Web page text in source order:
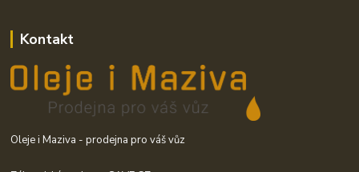
Kontakt
Oleje i Maziva - prodejna pro váš vůz